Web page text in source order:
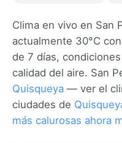
Clima en vivo en San
actualmente 30°C
de 7 días,
calidad del aire. San
Quisqueya — ver el
ciudades de
más calurosas ahora